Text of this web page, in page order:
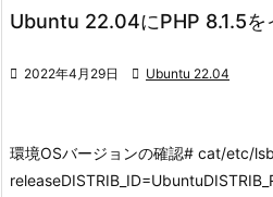
Ubuntu 22.04にPHP 8.1.5を
 2022年4月29日  Ubuntu 22.04
環境OSバージョンの確認# cat/etc/